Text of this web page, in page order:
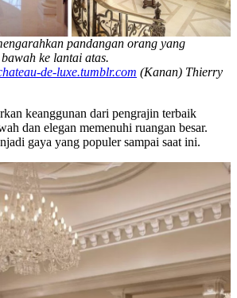
pandangan orang yang
ke lantai atas.
de-luxe.tumblr.com (Kanan) Thierry
keanggunan dari pengrajin terbaik
dan elegan memenuhi ruangan besar.
gaya yang populer sampai saat ini.